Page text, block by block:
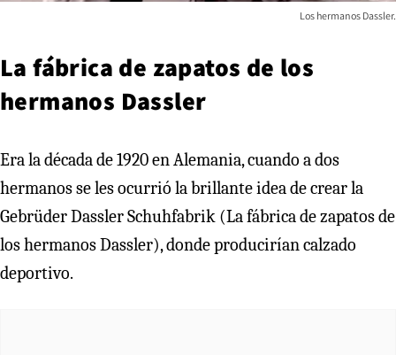
Los hermanos Dassler.
La fábrica de zapatos de los
hermanos Dassler
Era la década de 1920 en Alemania, cuando a dos
hermanos se les ocurrió la brillante idea de crear la
Gebrüder Dassler Schuhfabrik (La fábrica de zapatos de
los hermanos Dassler), donde producirían calzado
deportivo.